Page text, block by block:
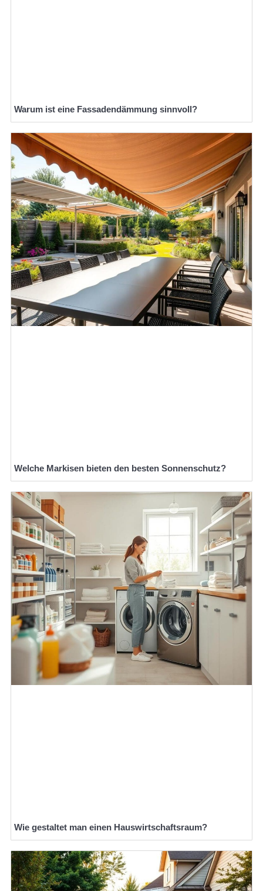
Warum ist eine Fassadendämmung sinnvoll?
Welche Markisen bieten den besten Sonnenschutz?
Wie gestaltet man einen Hauswirtschaftsraum?